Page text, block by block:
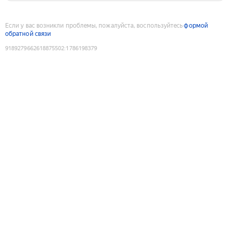
Если у вас возникли проблемы, пожалуйста, воспользуйтесьформой
обратной связи
9189279662618875502:1786198379